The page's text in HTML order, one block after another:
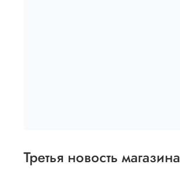
Третья новость магазина